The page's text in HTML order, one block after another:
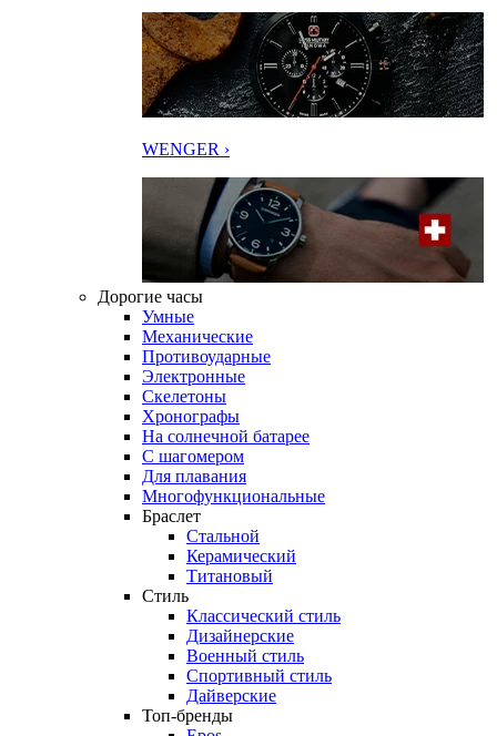
WENGER ›
Дорогие часы
Умные
Механические
Противоударные
Электронные
Скелетоны
Хронографы
На солнечной батарее
С шагомером
Для плавания
Многофункциональные
Браслет
Стальной
Керамический
Титановый
Стиль
Классический стиль
Дизайнерские
Военный стиль
Спортивный стиль
Дайверские
Топ-бренды